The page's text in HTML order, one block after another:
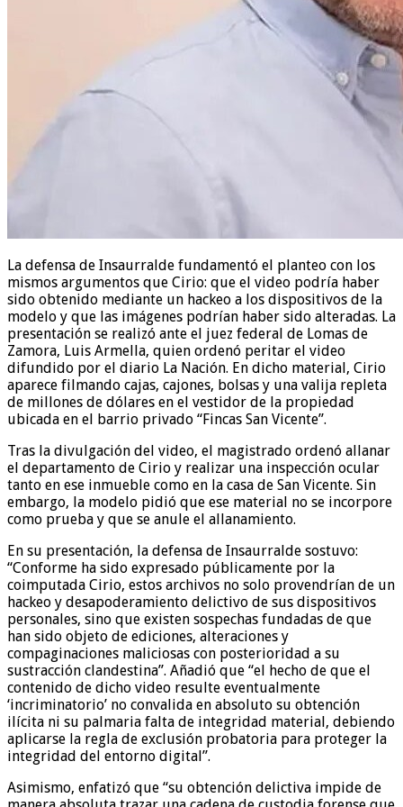
La defensa de Insaurralde fundamentó el planteo con los
mismos argumentos que Cirio: que el video podría haber
sido obtenido mediante un hackeo a los dispositivos de la
modelo y que las imágenes podrían haber sido alteradas. La
presentación se realizó ante el juez federal de Lomas de
Zamora, Luis Armella, quien ordenó peritar el video
difundido por el diario La Nación. En dicho material, Cirio
aparece filmando cajas, cajones, bolsas y una valija repleta
de millones de dólares en el vestidor de la propiedad
ubicada en el barrio privado “Fincas San Vicente”.
Tras la divulgación del video, el magistrado ordenó allanar
el departamento de Cirio y realizar una inspección ocular
tanto en ese inmueble como en la casa de San Vicente. Sin
embargo, la modelo pidió que ese material no se incorpore
como prueba y que se anule el allanamiento.
En su presentación, la defensa de Insaurralde sostuvo:
“Conforme ha sido expresado públicamente por la
coimputada Cirio, estos archivos no solo provendrían de un
hackeo y desapoderamiento delictivo de sus dispositivos
personales, sino que existen sospechas fundadas de que
han sido objeto de ediciones, alteraciones y
compaginaciones maliciosas con posterioridad a su
sustracción clandestina”. Añadió que “el hecho de que el
contenido de dicho video resulte eventualmente
‘incriminatorio’ no convalida en absoluto su obtención
ilícita ni su palmaria falta de integridad material, debiendo
aplicarse la regla de exclusión probatoria para proteger la
integridad del entorno digital”.
Asimismo, enfatizó que “su obtención delictiva impide de